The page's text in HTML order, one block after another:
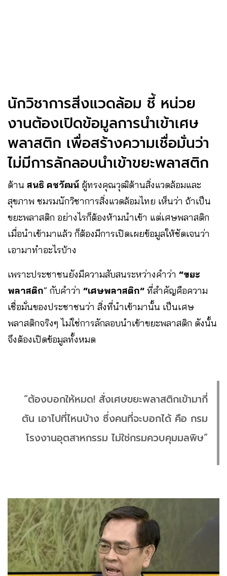
นักวิชาการสิ่งแวดล้อม ชี้ หน่วย
งานต้องเปิดข้อมูลการนำเข้าเศษ
พลาสติก เพื่อสร้างความเชื่อมั่นว่า
ไม่มีการลักลอบนำเข้าขยะพลาสติก
ด้าน สนธิ คชวัฒน์ ผู้ทรงคุณวุฒิด้านสิ่งแวดล้อมและ
สุขภาพ ชมรมนักวิชาการสิ่งแวดล้อมไทย เห็นว่า ถ้าเป็น
ขยะพลาสติก อย่างไรก็ต้องห้ามนำเข้า แต่เศษพลาสติก
เมื่อนำเข้ามาแล้ว ก็ต้องมีการเปิดเผยข้อมูลให้ชัดเจนว่า
เอามาทำอะไรบ้าง
เพราะประชาชนยังมีความสับสนระหว่างคำว่า “ขยะ
พลาสติก” กับคำว่า “เศษพลาสติก” ที่สำคัญคือความ
เชื่อมั่นของประชาชนว่า สิ่งที่นำเข้ามานั้น เป็นเศษ
พลาสติกจริงๆ ไม่ใช่การลักลอบนำเข้าขยะพลาสติก ดังนั้น
จึงต้องเปิดข้อมูลทั้งหมด
“ต้องบอกให้หมด! สั่งเศษขยะพลาสติกเข้ามากี่
ตัน เอาไปที่ไหนบ้าง ซึ่งคนที่จะบอกได้ คือ กรม
โรงงานอุตสาหกรรม ไม่ใช่กรมควบคุมมลพิษ”